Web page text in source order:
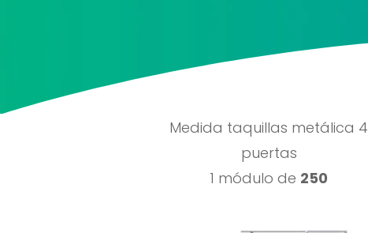
Medida taquillas metálica 4
puertas
1 módulo de 250